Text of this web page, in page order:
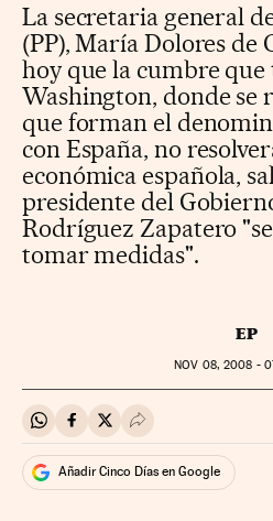
La secretaria general
(PP), María Dolores de
hoy que la cumbre
Washington, donde se
que forman el
con España, no
económica española,
presidente del
Rodríguez Zapatero
tomar medidas".
EP
NOV 08, 2008 -
Compartir en Whatsapp
Compartir en Facebook
Compartir en Twitter
Desplegar Redes
Añadir Cinco Días en Google